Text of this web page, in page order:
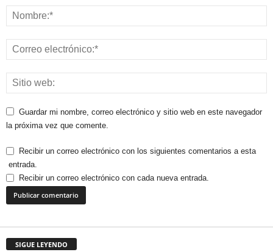
Guardar mi nombre, correo electrónico y sitio web en este navegador
la próxima vez que comente.
Recibir un correo electrónico con los siguientes comentarios a esta
entrada.
Recibir un correo electrónico con cada nueva entrada.
SIGUE LEYENDO